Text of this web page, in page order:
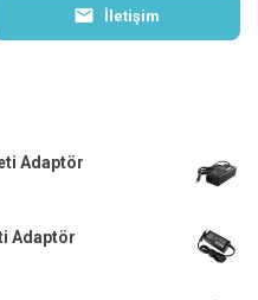
İletişim
Adaptör
Adaptör